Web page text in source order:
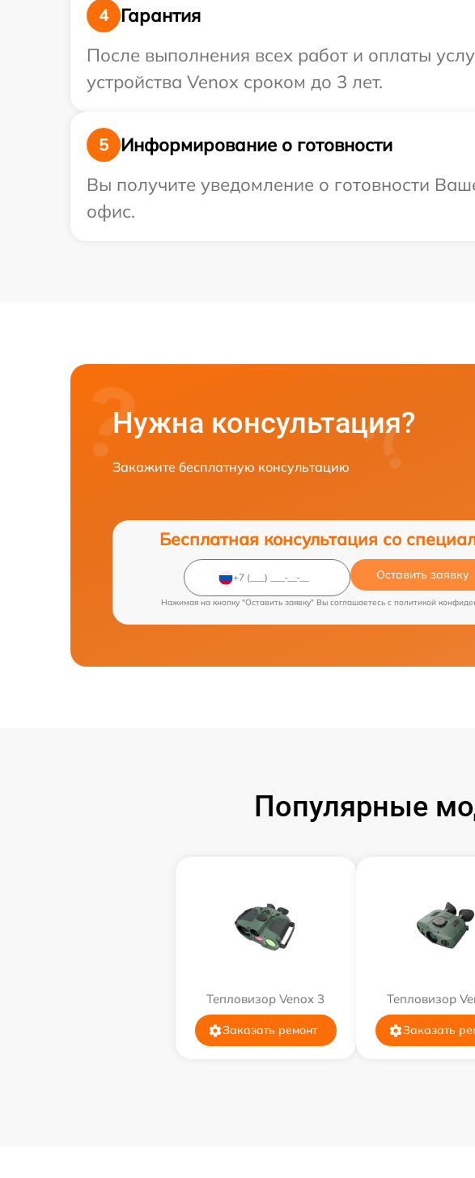
4
Гарантия
После выполнения всех работ и оплаты
устройства Venox сроком до 3 лет.
5
Информирование о готовности
Вы получите уведомление о готовности
офис.
Нужна консультация?
Закажите бесплатную консультацию
Бесплатная консультация со
Оставить заявку
Нажимая на кнопку "Оставить заявку" Вы соглашаетесь c политикой
Популярные
Тепловизор Venox 3
Заказать ремонт
Тепловизор
Заказать